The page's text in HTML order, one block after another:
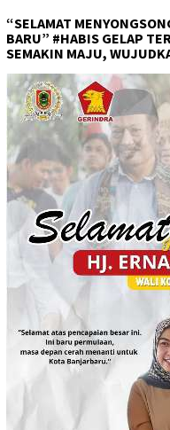
“SELAMAT
BARU” #HABIS GELAP
SEMAKIN MAJU,